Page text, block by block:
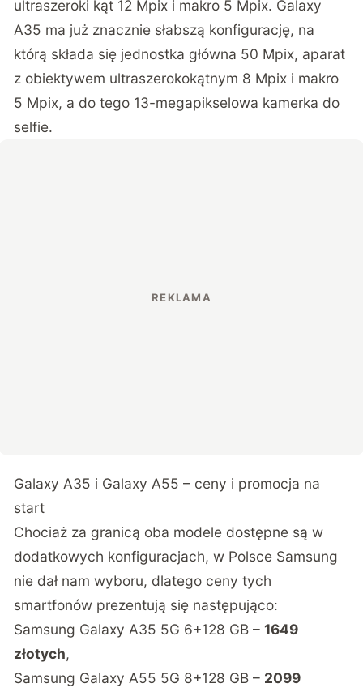
ultraszeroki kąt 12 Mpix i makro 5 Mpix. Galaxy
A35 ma już znacznie słabszą konfigurację, na
którą składa się jednostka główna 50 Mpix, aparat
z obiektywem ultraszerokokątnym 8 Mpix i makro
5 Mpix, a do tego 13-megapikselowa kamerka do
selfie.
Galaxy A35 i Galaxy A55 – ceny i promocja na
start
Chociaż za granicą oba modele dostępne są w
dodatkowych konfiguracjach, w Polsce Samsung
nie dał nam wyboru, dlatego ceny tych
smartfonów prezentują się następująco:
Samsung Galaxy A35 5G 6+128 GB –1649
złotych,
Samsung Galaxy A55 5G 8+128 GB – 2099